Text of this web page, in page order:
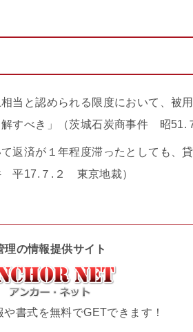
当と認められる限度において、被
すべき」（茨城石炭商事件 昭51.
返済が１年程度滞ったとしても、
平17.７.２ 東京地裁）
理の情報提供サイト
書式を無料でGETできます！